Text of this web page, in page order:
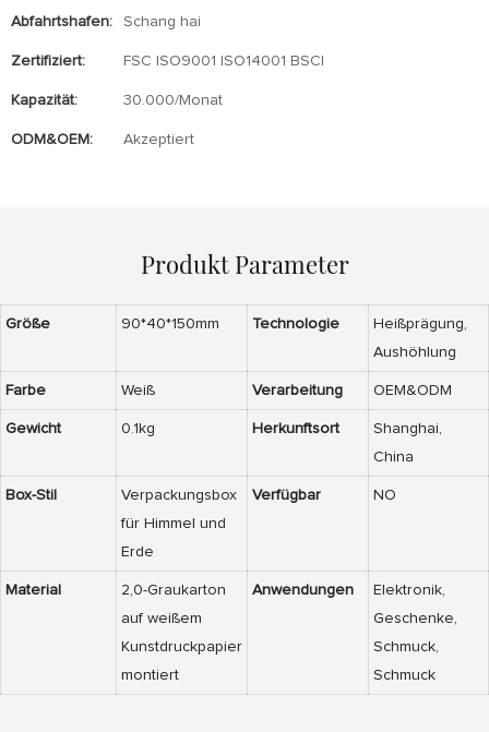
Abfahrtshafen: Schang hai
Zertifiziert: FSC ISO9001 ISO14001 BSCI
Kapazität: 30.000/Monat
ODM&OEM: Akzeptiert
Produkt Parameter
Größe 90*40*150mm Technologie
Heißprägung,
Aushöhlung
Farbe Weiß Verarbeitung OEM&ODM
Gewicht 0.1kg Herkunftsort
Shanghai,
China
Box-Stil
Verpackungsbox
für Himmel und
Erde
Verfügbar NO
Material
2,0-Graukarton
auf weißem
Kunstdruckpapier
montiert
Anwendungen
Elektronik,
Geschenke,
Schmuck,
Schmuck